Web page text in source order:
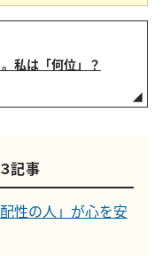
私は「何位」？
記事
性の人」が心を安